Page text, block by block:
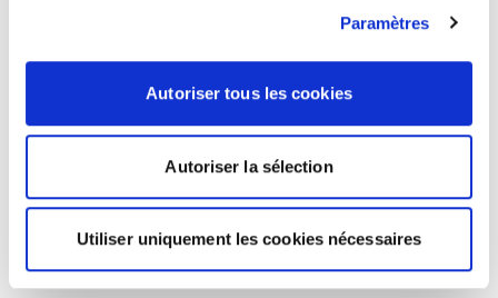
Paramètres
Autoriser tous les cookies
Autoriser la sélection
Utiliser uniquement les cookies nécessaires